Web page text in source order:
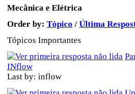
Mecânica e Elétrica
Order by: Tópico / Última
Tópicos Importantes
INflow
Last by: inflow